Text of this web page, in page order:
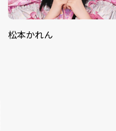
松本かれん